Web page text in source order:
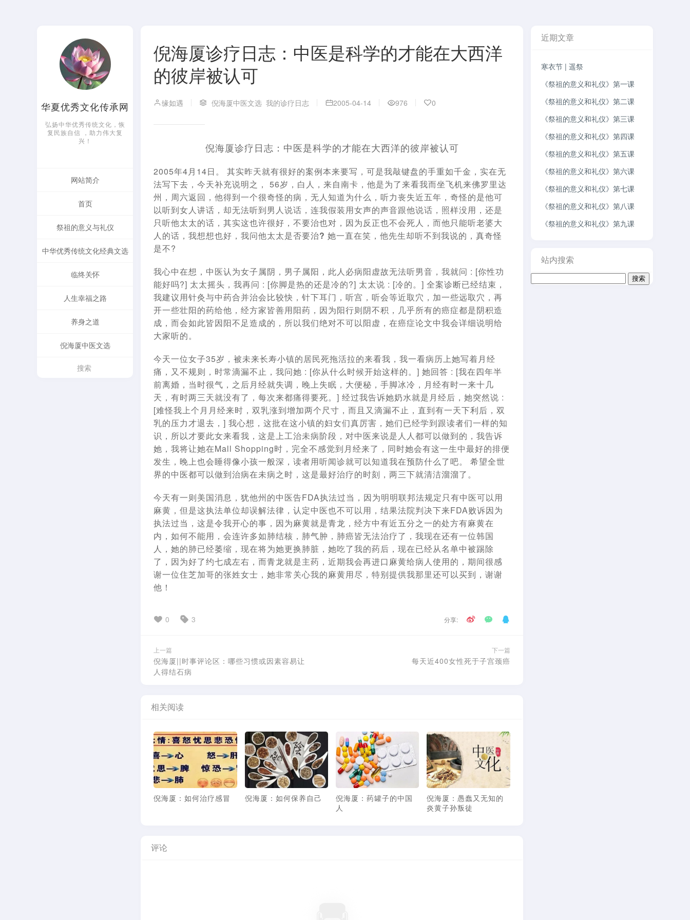
华夏优秀文化传承网
弘扬中华优秀传统文化，恢
复民族自信 ，助力伟大复
兴！
网站简介
首页
祭祖的意义与礼仪
中华优秀传统文化经典文选
临终关怀
人生幸福之路
养身之道
倪海厦中医文选
倪海厦诊疗日志：中医是科学的才能在大西洋
的彼岸被认可
缘如遇 倪海厦中医文选 我的诊疗日志 2005-04-14 976 0
倪海厦诊疗日志：中医是科学的才能在大西洋的彼岸被认可
2005年4月14日。 其实昨天就有很好的案例本来要写，可是我敲键盘的手重如千金，实在无
法写下去，今天补充说明之， 56岁，白人，来自南卡，他是为了来看我而坐飞机来佛罗里达
州，周六返回，他得到一个很奇怪的病，无人知道为什么，听力丧失近五年，奇怪的是他可
以听到女人讲话，却无法听到男人说话，连我假装用女声的声音跟他说话，照样没用，还是
只听他太太的话，其实这也许很好，不要治也对，因为反正也不会死人，而他只能听老婆大
人的话，我想想也好，我问他太太是否要治? 她一直在笑，他先生却听不到我说的，真奇怪
是不?
我心中在想，中医认为女子属阴，男子属阳，此人必病阳虚故无法听男音，我就问 : [你性功
能好吗?] 太太摇头，我再问 : [你脚是热的还是冷的?] 太太说 : [冷的。] 全案诊断已经结束，
我建议用针灸与中药合并治会比较快，针下耳门，听宫，听会等近取穴，加一些远取穴，再
开一些壮阳的药给他，经方家皆善用阳药，因为阳行则阴不积，几乎所有的癌症都是阴积造
成，而会如此皆因阳不足造成的，所以我们绝对不可以阳虚，在癌症论文中我会详细说明给
大家听的。
今天一位女子35岁，被未来长寿小镇的居民死拖活拉的来看我，我一看病历上她写着月经
痛，又不规则，时常滴漏不止，我问她 : [你从什么时候开始这样的。] 她回答 : [我在四年半
前离婚，当时很气，之后月经就失调，晚上失眠，大便秘，手脚冰冷，月经有时一来十几
天，有时两三天就没有了，每次来都痛得要死。] 经过我告诉她奶水就是月经后，她突然说 :
[难怪我上个月月经来时，双乳涨到增加两个尺寸，而且又滴漏不止，直到有一天下利后，双
乳的压力才退去，] 我心想，这批在这小镇的妇女们真厉害，她们已经学到跟读者们一样的知
识，所以才要此女来看我，这是上工治未病阶段，对中医来说是人人都可以做到的，我告诉
她，我将让她在Mall Shopping时，完全不感觉到月经来了，同时她会有这一生中最好的排便
发生，晚上也会睡得像小孩一般深，读者用听闻诊就可以知道我在预防什么了吧。 希望全世
界的中医都可以做到治病在未病之时，这是最好治疗的时刻，两三下就清洁溜溜了。
今天有一则美国消息，犹他州的中医告FDA执法过当，因为明明联邦法规定只有中医可以用
麻黄，但是这执法单位却误解法律，认定中医也不可以用，结果法院判决下来FDA败诉因为
执法过当，这是令我开心的事，因为麻黄就是青龙，经方中有近五分之一的处方有麻黄在
内，如何不能用，会连许多如肺结核，肺气肿，肺癌皆无法治疗了，我现在还有一位韩国
人，她的肺已经萎缩，现在将为她更换肺脏，她吃了我的药后，现在已经从名单中被踢除
了，因为好了约七成左右，而青龙就是主药，近期我会再进口麻黄给病人使用的，期间很感
谢一位住芝加哥的张姓女士，她非常关心我的麻黄用尽，特别提供我那里还可以买到，谢谢
他！
0 3 分享:
上一篇
倪海厦||时事评论区：哪些习惯或因素容易让
人得结石病
下一篇
每天近400女性死于子宫颈癌
相关阅读
倪海厦：愚蠢又无知的
倪海厦论中西医的关
倪海厦论中西医的关
系：中医VS西医--肺癌
跟诊倪师心得：倪师眼
中的明日之星，收获倪
倪海厦：如何面对霍乱
评论
近期文章
寒衣节 | 遥祭
《祭祖的意义和礼仪》第一课
《祭祖的意义和礼仪》第二课
《祭祖的意义和礼仪》第三课
《祭祖的意义和礼仪》第四课
《祭祖的意义和礼仪》第五课
《祭祖的意义和礼仪》第六课
《祭祖的意义和礼仪》第七课
《祭祖的意义和礼仪》第八课
《祭祖的意义和礼仪》第九课
站内搜索
搜